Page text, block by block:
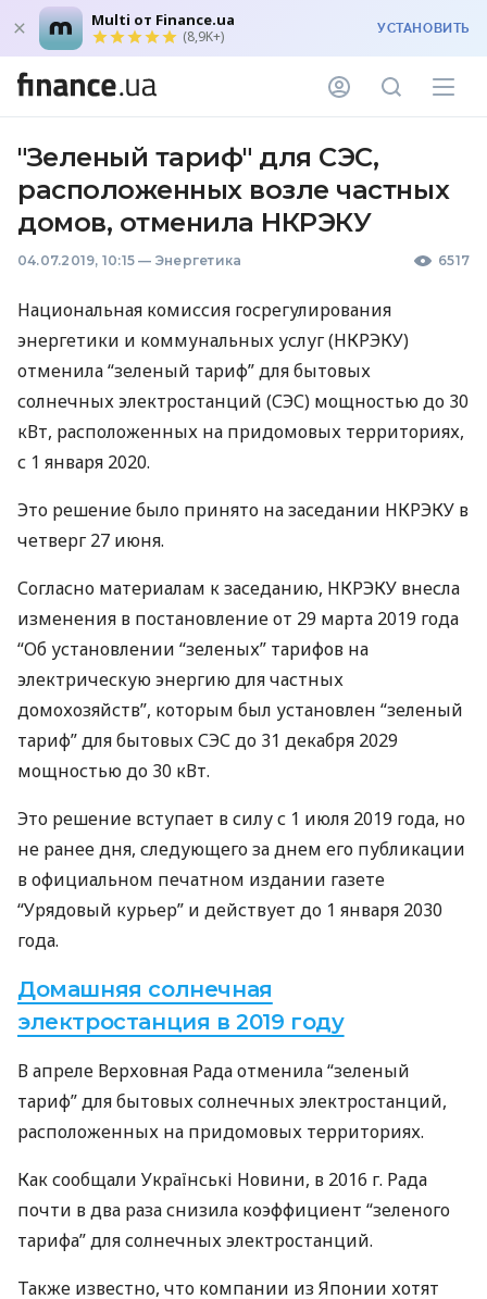
Multi от Finance.ua
(8,9K+) УСТАНОВИТЬ
"Зеленый тариф" для СЭС,
расположенных возле частных
домов, отменила НКРЭКУ
04.07.2019, 10:15 — Энергетика 6517
Национальная комиссия госрегулирования
энергетики и коммунальных услуг (НКРЭКУ)
отменила “зеленый тариф” для бытовых
солнечных электростанций (СЭС) мощностью до 30
кВт, расположенных на придомовых территориях,
с 1 января 2020.
Это решение было принято на заседании НКРЭКУ в
четверг 27 июня.
Согласно материалам к заседанию, НКРЭКУ внесла
изменения в постановление от 29 марта 2019 года
“Об установлении “зеленых” тарифов на
электрическую энергию для частных
домохозяйств”, которым был установлен “зеленый
тариф” для бытовыхСЭСдо 31 декабря 2029
мощностью до 30 кВт.
Это решение вступает в силу с 1 июля 2019 года, но
не ранее дня, следующего за днем ​​его публикации
в официальном печатном издании газете
“Урядовый курьер” и действует до 1 января 2030
года.
Домашняя солнечная
электростанция в 2019 году
В апреле Верховная Рада отменила “зеленый
тариф” для бытовых солнечных электростанций,
расположенных на придомовых территориях.
Как сообщали Українські Новини, в 2016 г. Рада
почти в два раза снизила коэффициент “зеленого
тарифа” для солнечных электростанций.
Также известно, что компании из Японии хотят